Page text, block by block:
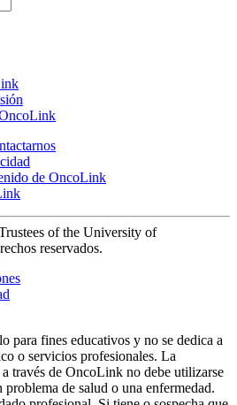
de OncoLink
of the University of
reservados.
para fines educativos y no se dedica a
o servicios profesionales. La
través de OncoLink no debe utilizarse
de salud o una enfermedad.